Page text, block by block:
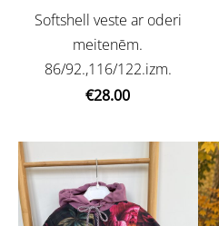
Softshell veste ar oderi
meitenēm.
86/92.,116/122.izm.
€28.00